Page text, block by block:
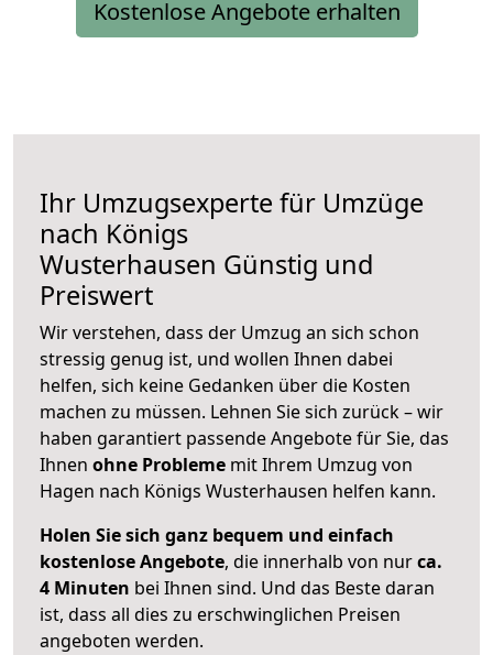
Kostenlose Angebote erhalten
Ihr Umzugsexperte für Umzüge
nach Königs
Wusterhausen Günstig und
Preiswert
Wir verstehen, dass der Umzug an sich schon
stressig genug ist, und wollen Ihnen dabei
helfen, sich keine Gedanken über die Kosten
machen zu müssen. Lehnen Sie sich zurück – wir
haben garantiert passende Angebote für Sie, das
Ihnen ohne Probleme mit Ihrem Umzug von
Hagen nach Königs Wusterhausen helfen kann.
Holen Sie sich ganz bequem und einfach
kostenlose Angebote, die innerhalb von nurca.
4 Minuten bei Ihnen sind. Und das Beste daran
ist, dass all dies zu erschwinglichen Preisen
angeboten werden.